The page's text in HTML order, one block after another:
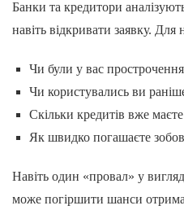
Банки та кредитори
навіть відкривати заявку.
Чи були у вас
Чи користувались ви
Скільки кредитів вже
Як швидко погашаєте
Навіть один «провал» у
може погіршити шанси